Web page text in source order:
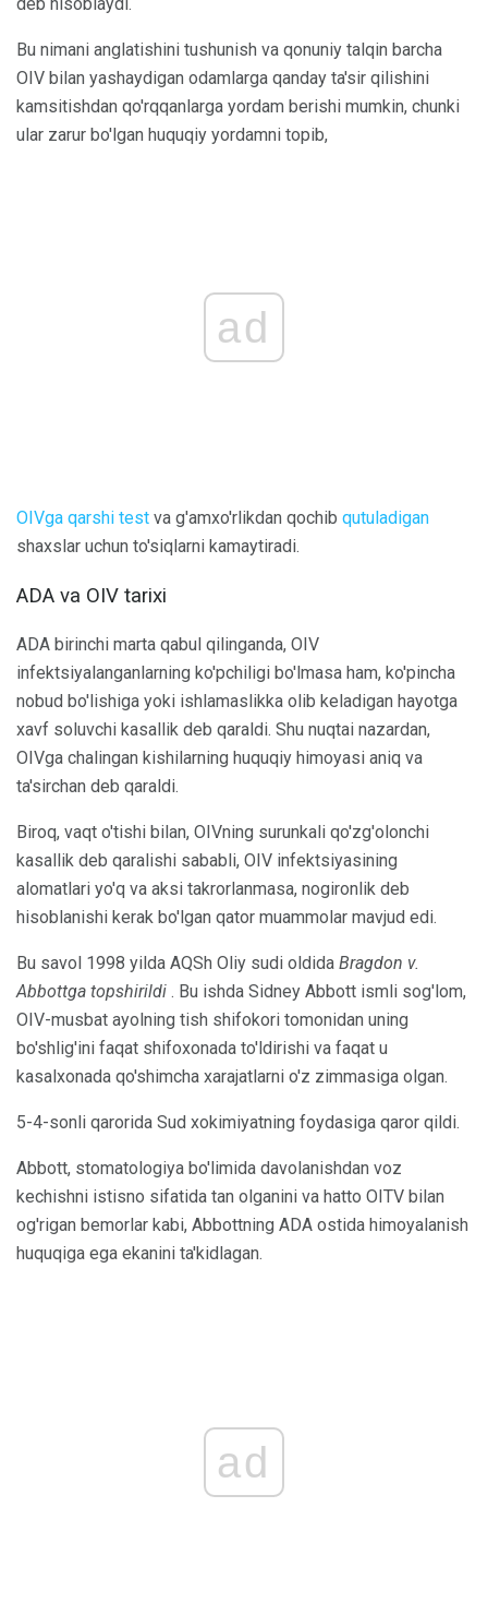
Bu nimani anglatishini tushunish va qonuniy talqin barcha
OIV bilan yashaydigan odamlarga qanday ta'sir qilishini
kamsitishdan qo'rqqanlarga yordam berishi mumkin, chunki
ular zarur bo'lgan huquqiy yordamni topib,
ad
OIVga qarshi test va g'amxo'rlikdan qochib qutuladigan
shaxslar uchun to'siqlarni kamaytiradi.
ADA va OIV tarixi
ADA birinchi marta qabul qilinganda, OIV
infektsiyalanganlarning ko'pchiligi bo'lmasa ham, ko'pincha
nobud bo'lishiga yoki ishlamaslikka olib keladigan hayotga
xavf soluvchi kasallik deb qaraldi. Shu nuqtai nazardan,
OIVga chalingan kishilarning huquqiy himoyasi aniq va
ta'sirchan deb qaraldi.
Biroq, vaqt o'tishi bilan, OIVning surunkali qo'zg'olonchi
kasallik deb qaralishi sababli, OIV infektsiyasining
alomatlari yo'q va aksi takrorlanmasa, nogironlik deb
hisoblanishi kerak bo'lgan qator muammolar mavjud edi.
Bu savol 1998 yilda AQSh Oliy sudi oldida Bragdon v.
Abbottga topshirildi . Bu ishda Sidney Abbott ismli sog'lom,
OIV-musbat ayolning tish shifokori tomonidan uning
bo'shlig'ini faqat shifoxonada to'ldirishi va faqat u
kasalxonada qo'shimcha xarajatlarni o'z zimmasiga olgan.
5-4-sonli qarorida Sud xokimiyatning foydasiga qaror qildi.
Abbott, stomatologiya bo'limida davolanishdan voz
kechishni istisno sifatida tan olganini va hatto OITV bilan
og'rigan bemorlar kabi, Abbottning ADA ostida himoyalanish
huquqiga ega ekanini ta'kidlagan.
ad